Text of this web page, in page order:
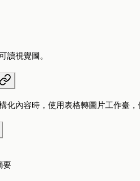
讀視覺圖。
化內容時，使用表格轉圖片工作臺
要